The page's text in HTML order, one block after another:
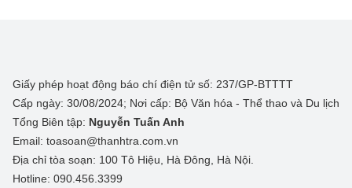
Giấy phép hoạt động báo chí điện tử số: 237/GP-BTTTT
Cấp ngày: 30/08/2024; Nơi cấp: Bộ Văn hóa - Thể thao và Du lịch
Tổng Biên tập: Nguyễn Tuấn Anh
Email: toasoan@thanhtra.com.vn
Địa chỉ tòa soạn: 100 Tô Hiệu, Hà Đông, Hà Nội.
Hotline: 090.456.3399